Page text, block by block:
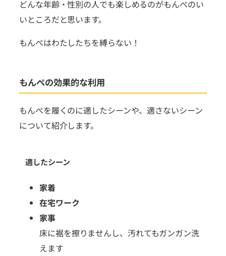
どんな年齢・性別の人でも楽しめるのがもんぺのい
いところだと思います。
もんぺはわたしたちを縛らない！
もんぺの効果的な利用
もんぺを履くのに適したシーンや、適さないシーン
について紹介します。
適したシーン
家着
在宅ワーク
家事
床に裾を擦りませんし、汚れてもガンガン洗
えます